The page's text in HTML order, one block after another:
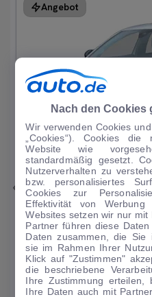
Angebot
1|19
Opel Corsa
Elegance 1.2T*Autom LED R-
33.297 km·07/2023 ··Benzin
Finanzierung
Nach den Cookies
Wir verwenden Cookies
„Cookies“). Cookies
Website wie
standardmäßig gesetzt.
Nutzerverhalten zu
bzw. personalisiertes
Cookies zur
Effektivität von
Websites setzen wir nur
Partner führen diese
Daten zusammen, die Sie
sie im Rahmen Ihrer
Klick auf "Zustimmen"
die beschriebene
Ihre Zustimmung erteilen,
Ihre Daten auch mit